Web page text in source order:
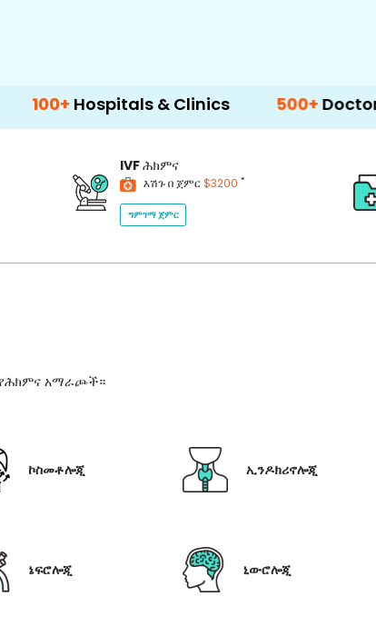
& Clinics 500+Doctors &
IVFሕክምና
እሽጉ በ ጀምር$3200 *
ግምገማ ጀምር
አማራጮች።
ኮስመቶሎጂ ኢንዶክሪኖሎጂ
ኔፍሮሎጂ ኒውሮሎጂ